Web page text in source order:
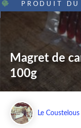
PRODUIT DU
Magret de
100g
Le Coustelous